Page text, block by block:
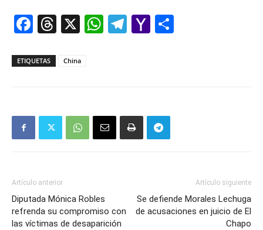
Facebook
Threads
X WhatsApp
Telegram
Yahoo
ETIQUETAS China
Artículo anterior
Diputada Mónica Robles
refrenda su compromiso con
las víctimas de desaparición
Artículo siguiente
Se defiende Morales Lechuga
de acusaciones en juicio de El
Chapo